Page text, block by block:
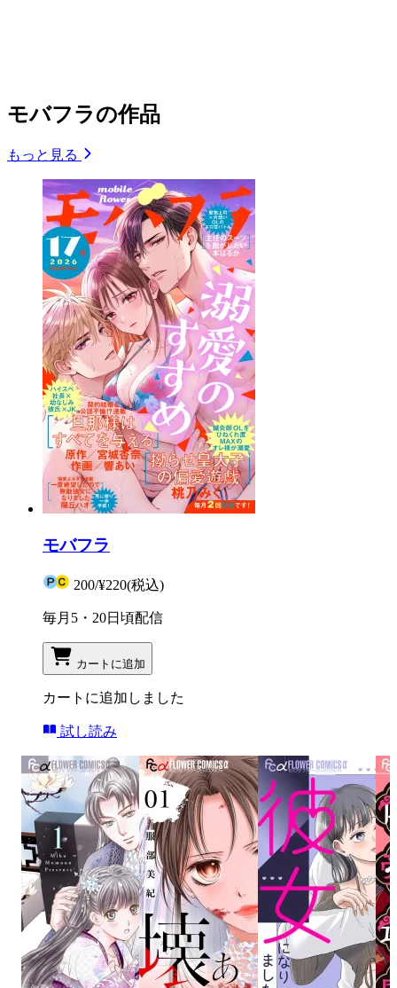
モバフラの作品
もっと見る
モバフラ
200/¥220(税込)
毎月5・20日頃配信
カートに追加
カートに追加しました
試し読み